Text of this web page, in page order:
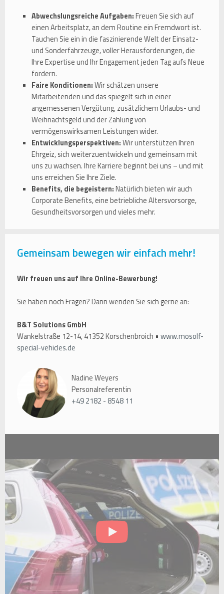
Abwechslungsreiche Aufgaben:Freuen Sie sich auf
einen Arbeitsplatz, an dem Routine ein Fremdwort ist.
Tauchen Sie ein in die faszinierende Welt der Einsatz-
und Sonderfahrzeuge, voller Herausforderungen, die
Ihre Expertise und Ihr Engagement jeden Tag aufs Neue
fordern.
Faire Konditionen:Wir schätzen unsere
Mitarbeitenden und das spiegelt sich in einer
angemessenen Vergütung, zusätzlichem Urlaubs- und
Weihnachtsgeld und der Zahlung von
vermögenswirksamen Leistungen wider.
Entwicklungsperspektiven:Wir unterstützen Ihren
Ehrgeiz, sich weiterzuentwickeln und gemeinsam mit
uns zu wachsen. Ihre Karriere beginnt bei uns – und mit
uns erreichen Sie Ihre Ziele.
Benefits, die begeistern:Natürlich bieten wir auch
Corporate Benefits, eine betriebliche Altersvorsorge,
Gesundheitsvorsorgen und vieles mehr.
Gemeinsam bewegen wir einfach mehr!
Wir freuen uns auf Ihre Online-Bewerbung!
Sie haben noch Fragen? Dann wenden Sie sich gerne an:
B&T Solutions GmbH
Wankelstraße 12-14, 41352 Korschenbroich • www.mosolf-
special-vehicles.de
Nadine Weyers
Personalreferentin
+49 2182 - 8548 11